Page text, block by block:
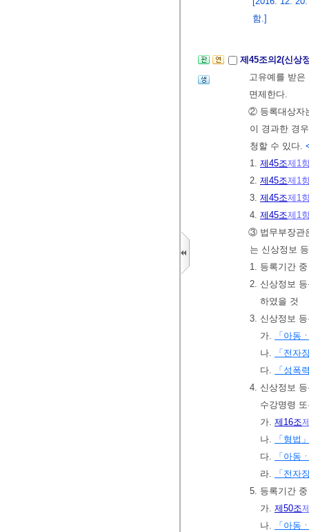
함.]
제45조의2(신상
고유예를 받
면제한다.
② 등록대상자
이 경과한 경
청할 수 있다.
1. 제45조제1
2. 제45조제1
3. 제45조제1
4. 제45조제1
③ 법무부장관
는 신상정보
1. 등록기간
2. 신상정보
하였을 것
3. 신상정보
가.
「아동
나.
「전자
다.
「성폭
4. 신상정보
수강명령
가. 제16조
나.
「형법
다.
「아동
라.
「전자
5. 등록기간
가. 제50조
나.
「아동